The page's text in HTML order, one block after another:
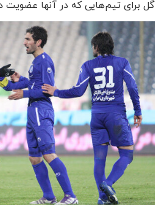
گل برای تیم‌هایی که در آنها عضویت